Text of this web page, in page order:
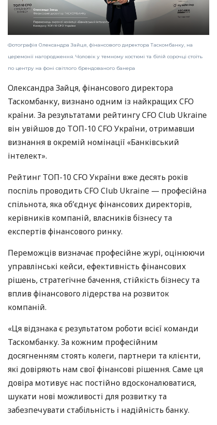
Фотографія Олександра Зайця, фінансового директора Таскомбанку, на
церемонії нагородження. Чоловік у темному костюмі та білій сорочці стоїть
по центру на фоні світлого брендованого банера
Олександра Зайця, фінансового директора
Таскомбанку, визнано одним із найкращих CFO
країни. За результатами рейтингу CFO Club Ukraine
він увійшов до ТОП-10 CFO України, отримавши
визнання в окремій номінації «Банківський
інтелект».
Рейтинг ТОП-10 CFO України вже десять років
поспіль проводить CFO Club Ukraine — професійна
спільнота, яка об’єднує фінансових директорів,
керівників компаній, власників бізнесу та
експертів фінансового ринку.
Переможців визначає професійне журі, оцінюючи
управлінські кейси, ефективність фінансових
рішень, стратегічне бачення, стійкість бізнесу та
вплив фінансового лідерства на розвиток
компаній.
«Ця відзнака є результатом роботи всієї команди
Таскомбанку. За кожним професійним
досягненням стоять колеги, партнери та клієнти,
які довіряють нам свої фінансові рішення. Саме ця
довіра мотивує нас постійно вдосконалюватися,
шукати нові можливості для розвитку та
забезпечувати стабільність і надійність банку.